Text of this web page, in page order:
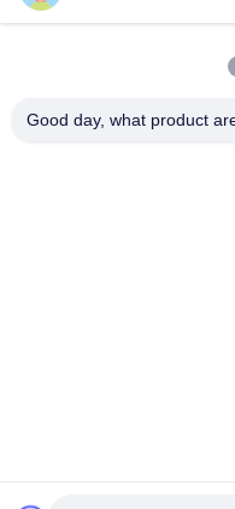
Bếp có kích thước siêu
DC5V - Cảm biến trọng
Good day, what product